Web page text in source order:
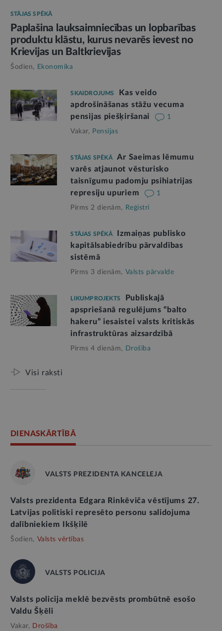
STĀJAS SPĒKĀ
Paplašina lauksaimniecības un lopbarības
produktu klāstu, kurus nevarēs ievest no
Krievijas un Baltkrievijas
Šodien, Ekonomika
SKAIDROJUMS
Kas veido
apdrošināšanas stāžu vecuma
pensijas piešķiršanai
1
Vakar, Pensijas
STĀJAS SPĒKĀ
Ar Saeimas lēmumu
varēs atjaunot vēsturisko
taisnīgumu padomju psihiatrijas
represiju upuriem
1
Pirms 2 dienām, Reģistri
STĀJAS SPĒKĀ
Izmaiņas publisko
kapitālsabiedrību pārvaldības
sistēmā
Pirms 3 dienām, Valsts pārvalde
LIKUMPROJEKTS
Publiskajā
apspriešanā regulējums “balto
hakeru” iesaistei valsts kritiskās
infrastruktūras aizsardzībā
Pirms 4 dienām, Drošība
Visi raksti
DIENASKĀRTĪBĀ
VALSTS PREZIDENTA KANCELEJA
Valsts prezidenta Edgara Rinkēviča vēstījums 27.
Latvijas politiski represēto personu salidojuma
dalībniekiem Ikšķilē
Šodien, Valsts vērtības
VALSTS POLICIJA
Valsts policija meklē bezvēsts prombūtnē esošo
Valdu Šķēli
Vakar, Drošība